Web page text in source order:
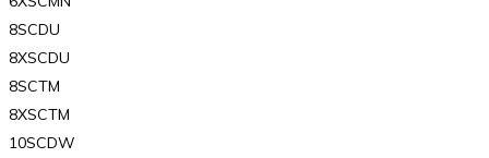
8SCDU
8XSCDU
8SCTM
8XSCTM
10SCDW